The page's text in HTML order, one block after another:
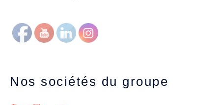
Nos sociétés du groupe